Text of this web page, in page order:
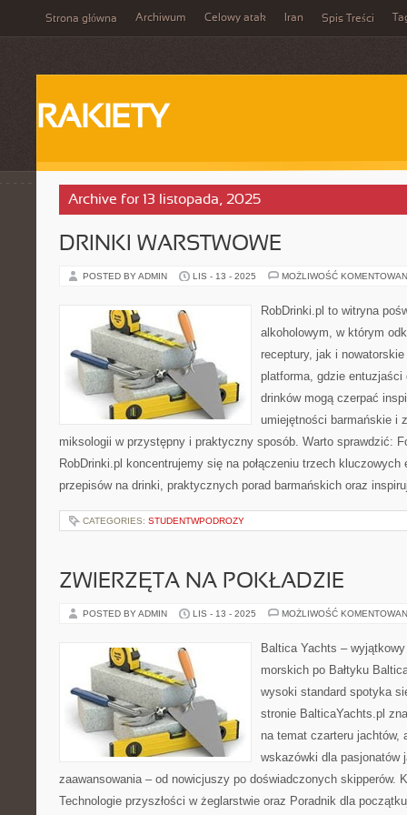
Strona główna Archiwum Celowy atak Iran Spis Treści
RAKIETY
Archive for 13 listopada, 2025
DRINKI WARSTWOWE
POSTED BY ADMIN LIS - 13 - 2025 MOŻLIWOŚĆ
RobDrinki.pl to witryna
alkoholowym, w którym
receptury, jak i
platforma, gdzie
drinków mogą czerpać
umiejętności barmańskie i
miksologii w przystępny i praktyczny sposób. Warto sprawdzić:
RobDrinki.pl koncentrujemy się na połączeniu trzech kluczowych
przepisów na drinki, praktycznych porad barmańskich oraz
CATEGORIES: STUDENTWPODROZY
ZWIERZĘTA NA POKŁADZIE
POSTED BY ADMIN LIS - 13 - 2025 MOŻLIWOŚĆ
Baltica Yachts –
morskich po Bałtyku
wysoki standard spotyka
stronie BalticaYachts.pl
na temat czarteru jachtów,
wskazówki dla pasjonatów
zaawansowania – od nowicjuszy po doświadczonych skipperów.
Technologie przyszłości w żeglarstwie oraz Poradnik dla